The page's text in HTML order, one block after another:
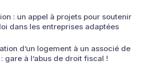
: un appel à projets pour soutenir
dans les entreprises adaptées
d’un logement à un associé de
: gare à l’abus de droit fiscal !